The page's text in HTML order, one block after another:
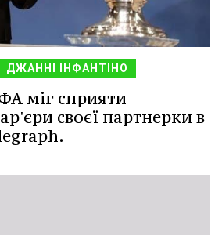
ДЖАННІ ІНФАНТІНО
міг сприяти
своєї партнерки в